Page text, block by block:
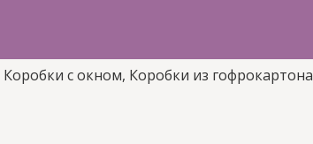
Коробки с окном, Коробки из гофрокартона